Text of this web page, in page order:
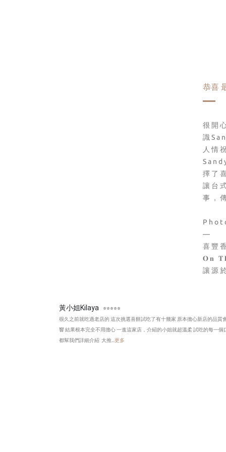
恭喜
很開
識
人情
擇了
讓台
事，
—
喜豐
𝐎𝐧
讓源
黃小姐Kilaya
⭐⭐⭐⭐⭐
很久之前就吃過老店的 這次挑選喜餅試吃了有十幾家 原本擔心新店的品質
響 結果根本完全不用擔心 一進這家店，介紹的小姐就超溫柔 試吃的每一個
都幫我們詳細介紹 大推 ...更多